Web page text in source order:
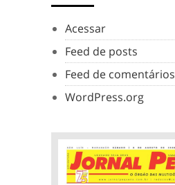
Acessar
Feed de posts
Feed de comentários
WordPress.org